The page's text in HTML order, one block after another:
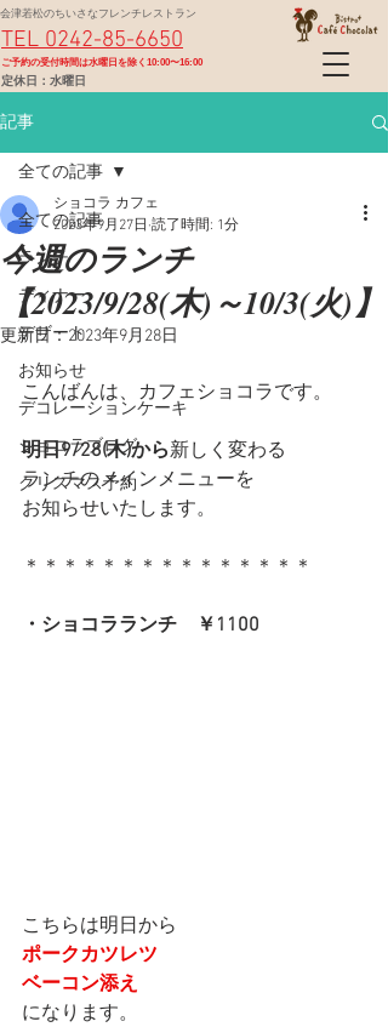
定休日：水曜日
TEL 0242-85-6650
会津若松のちいさなフレンチレストラン
​ご予約の受付時間は水曜日を除く10:00〜16:00
記事
全ての記事
ランチ
ディナー
デザート
お知らせ
デコレーションケーキ
ショコラブログ
クリスマス予約
全ての記事
今週のランチ
【2023/9/28(木)～10/3(火)】
ショコラ カフェ
2023年9月27日 読了時間: 1分
更新日：2023年9月28日
こんばんは、カフェショコラです。
明日9/28(木)から新しく変わる
ランチのメインメニューを
お知らせいたします。
＊＊＊＊＊＊＊＊＊＊＊＊＊＊＊
・ショコラランチ　￥1100
こちらは明日から
ポークカツレツ
ベーコン添え
になります。